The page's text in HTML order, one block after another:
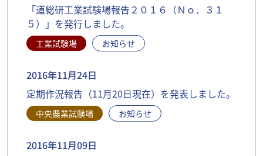
「道総研工業試験場報告２０１６（Ｎｏ．３１
５）」を発行しました。
工業試験場 お知らせ
2016年11月24日
定期作況報告（11月20日現在）を発表しました。
中央農業試験場 お知らせ
2016年11月09日